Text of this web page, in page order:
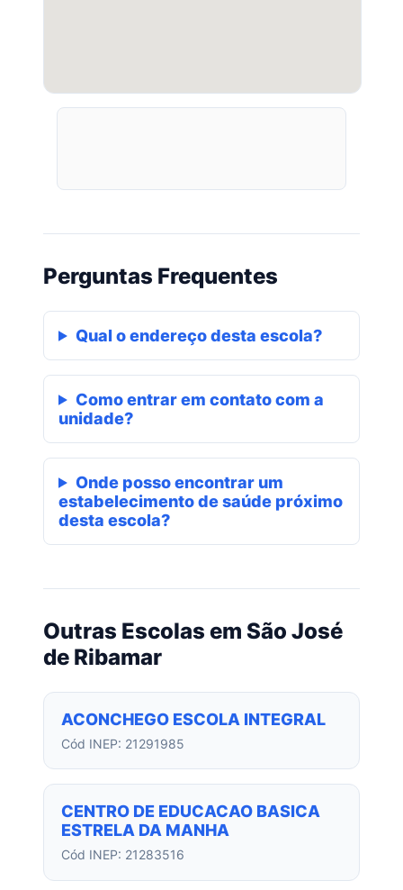
Perguntas Frequentes
Qual o endereço desta escola?
Como entrar em contato com a
unidade?
Onde posso encontrar um
estabelecimento de saúde próximo
desta escola?
Outras Escolas em São José
de Ribamar
ACONCHEGO ESCOLA INTEGRAL
Cód INEP: 21291985
CENTRO DE EDUCACAO BASICA
ESTRELA DA MANHA
Cód INEP: 21283516